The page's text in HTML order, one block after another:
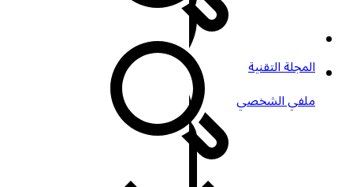
المجلة التقنية
ملفي الشخصي